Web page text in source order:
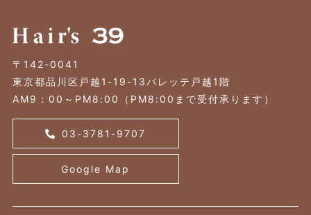
〒142-0041
東京都品川区戸越1-19-13パレッテ戸越1階
AM9：00～PM8:00（PM8:00まで受付承ります）
03-3781-9707
Google Map